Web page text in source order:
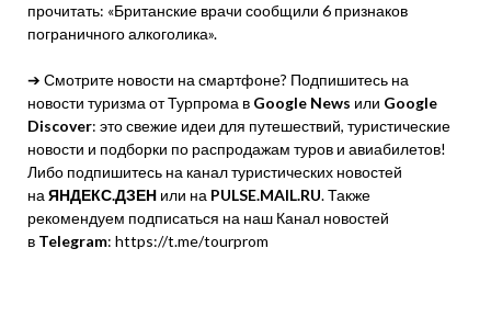
прочитать: «Британские врачи сообщили 6 признаков
пограничного алкоголика».
➔ Смотрите новости на смартфоне? Подпишитесь на
новости туризма от Турпрома в Google News или Google
Discover: это свежие идеи для путешествий, туристические
новости и подборки по распродажам туров и авиабилетов!
Либо подпишитесь на канал туристических новостей
на ЯНДЕКС.ДЗЕН или на PULSE.MAIL.RU. Также
рекомендуем подписаться на наш Канал новостей
в Telegram: https://t.me/tourprom